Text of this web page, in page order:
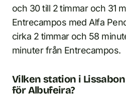
och 30 till 2 timmar och 31
Entrecampos med Alfa
cirka 2 timmar och 58
minuter från Entrecampos.
Vilken station i
för Albufeira?